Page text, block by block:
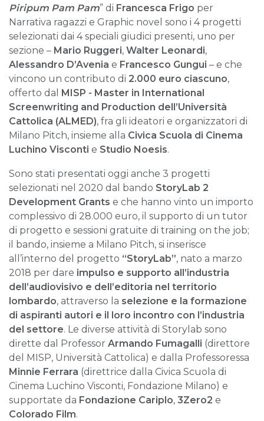
Piripum Pam Pam” di Francesca Frigo per
Narrativa ragazzi e Graphic novel sono i 4 progetti
selezionati dai 4 speciali giudici presenti, uno per
sezione – Mario Ruggeri, Walter Leonardi,
Alessandro D’Avenia e Francesco Gungui – e che
vincono un contributo di 2.000 euro ciascuno,
offerto dal MISP - Master in International
Screenwriting and Production dell’Università
Cattolica (ALMED), fra gli ideatori e organizzatori di
Milano Pitch, insieme alla Civica Scuola di Cinema
Luchino Visconti e Studio Noesis.
Sono stati presentati oggi anche 3 progetti
selezionati nel 2020 dal bando StoryLab 2
Development Grants e che hanno vinto un importo
complessivo di 28.000 euro, il supporto di un tutor
di progetto e sessioni gratuite di training on the job;
il bando, insieme a Milano Pitch, si inserisce
all’interno del progetto “StoryLab”, nato a marzo
2018 per dare impulso e supporto all’industria
dell’audiovisivo e dell’editoria nel territorio
lombardo, attraverso la selezione e la formazione
di aspiranti autori e il loro incontro con l’industria
del settore. Le diverse attività di Storylab sono
dirette dal Professor Armando Fumagalli (direttore
del MISP, Università Cattolica) e dalla Professoressa
Minnie Ferrara (direttrice dalla Civica Scuola di
Cinema Luchino Visconti, Fondazione Milano) e
supportate da Fondazione Cariplo, 3Zero2 e
Colorado Film.